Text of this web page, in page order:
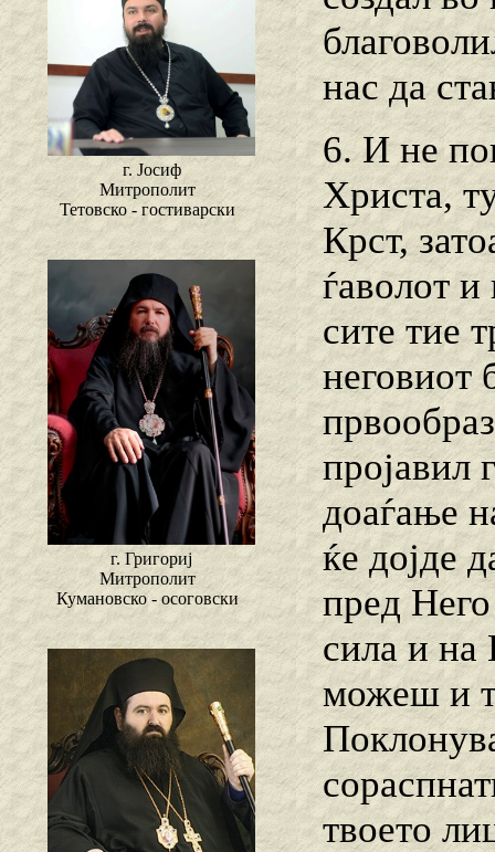
г. Јосиф
Митрополит
Тетовско - гостиварски
г. Григориј
Митрополит
Кумановско - осоговски
нас да
6. И не
Христа,
Крст,
ѓаволот
сите тие
неговиот
пројавил
доаѓање
ќе дојде
пред
сила и на
можеш и
твоето